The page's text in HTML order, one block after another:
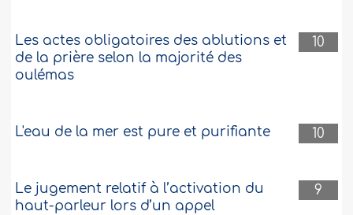
10
Les actes obligatoires des ablutions et
de la prière selon la majorité des
oulémas
10
L'eau de la mer est pure et purifiante
9
Le jugement relatif à l’activation du
haut-parleur lors d’un appel